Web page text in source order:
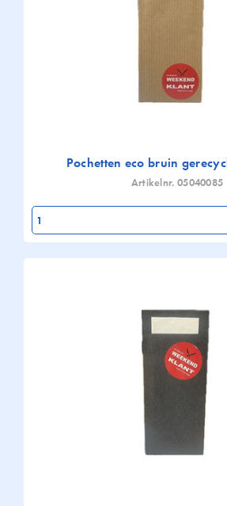
Pochetten eco bruin
Artikelnr. 05040085